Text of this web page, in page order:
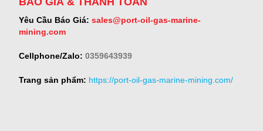
Yêu Cầu Báo Giá: sales@port-oil-gas-marine-
mining.com
Cellphone/Zalo: 0359643939
Trang sản phẩm: https://port-oil-gas-marine-mining.com/